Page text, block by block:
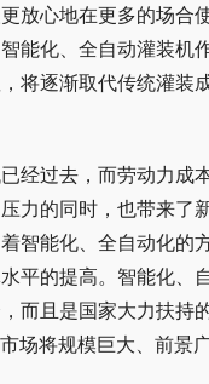
放心地在更多的场合
能化、全自动灌装机
将逐渐取代传统灌装
经过去，而劳动力成
力的同时，也带来了
智能化、全自动化的
平的提高。智能化、
而且是国家大力扶持
场将规模巨大、前景广